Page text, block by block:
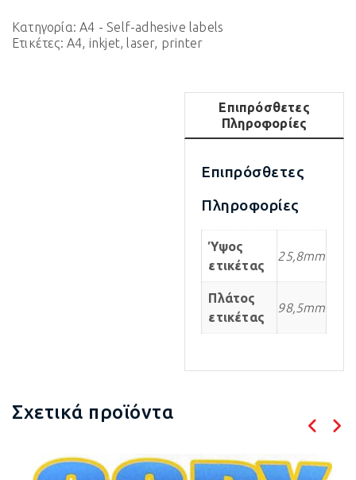
Κατηγορία:A4 - Self-adhesive labels
Ετικέτες: A4, inkjet, laser, printer
Επιπρόσθετες
Πληροφορίες
Επιπρόσθετες
Πληροφορίες
Ύψος
ετικέτας
25,8mm
Πλάτος
ετικέτας
98,5mm
Σχετικά προϊόντα